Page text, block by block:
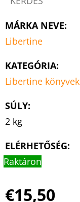
MÁRKA NEVE:
Libertine
KATEGÓRIA:
Libertine könyvek
SÚLY:
2 kg
ELÉRHETŐSÉG:
Raktáron
€15,50